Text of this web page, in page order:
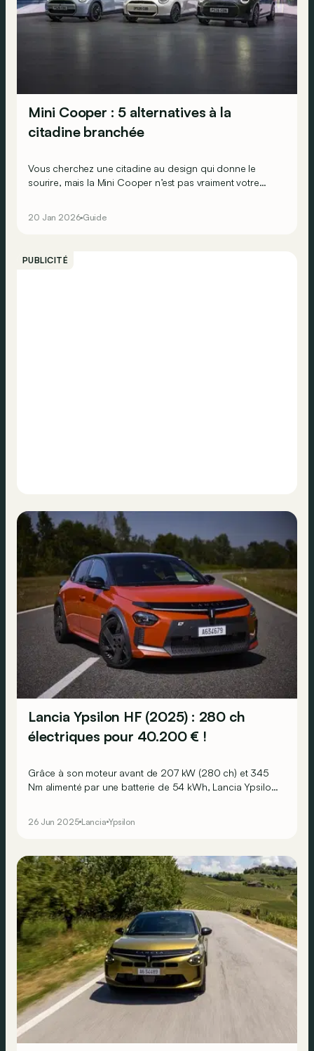
Mini Cooper : 5 alternatives à la
citadine branchée
Vous cherchez une citadine au design qui donne le
sourire, mais la Mini Cooper n’est pas vraiment votre
20 Jan 2026 Guide
PUBLICITÉ
Lancia Ypsilon HF (2025) : 280 ch
électriques pour 40.200 € !
Grâce à son moteur avant de 207 kW (280 ch) et 345
Nm alimenté par une batterie de 54 kWh, Lancia Ypsilon
26 Jun 2025 Lancia Ypsilon